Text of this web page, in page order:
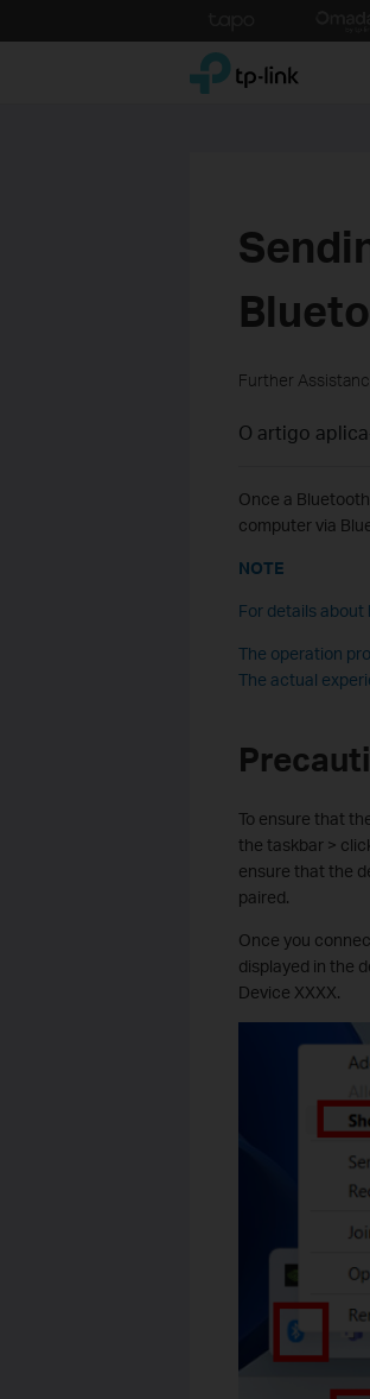
to
TP-Link, Reliably Smart
Further
O artigo
Once a
computer via
NOTE
For details
The operation
The actual
To ensure that
the taskbar >
ensure that the
paired.
Once you
displayed in the
Device XXXX.